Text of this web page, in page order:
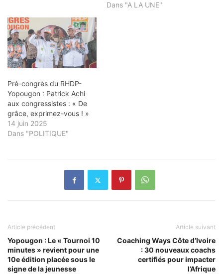
Dans "A LA UNE"
Pré-congrès du RHDP-
Yopougon : Patrick Achi
aux congressistes : « De
grâce, exprimez-vous ! »
14 juin 2025
Dans "POLITIQUE"
Article précédent
Yopougon : Le « Tournoi 10
minutes » revient pour une
10e édition placée sous le
signe de la jeunesse
Article suivant
Coaching Ways Côte d’Ivoire
: 30 nouveaux coachs
certifiés pour impacter
l’Afrique